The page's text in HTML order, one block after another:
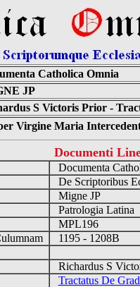
Catholica Omnia
JP
S Victoris Prior -
Virgine Maria
Documenti
Documenta
De Scriptoribus
Migne JP
Patrologia Latina
MPL196
1195 - 1208B
Richardus S
Tractatus De